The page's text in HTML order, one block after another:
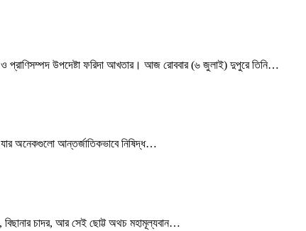
ও প্রাণিসম্পদ উপদেষ্টা ফরিদা আখতার। আজ রোববার (৬ জুলাই) দুপুরে তিনি…
যার অনেকগুলো আন্তর্জাতিকভাবে নিষিদ্ধ…
চাদর, আর সেই ছোট্ট অথচ মহামূল্যবান…